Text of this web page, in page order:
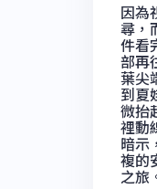
因為
尋，
件看
部再
葉尖
到夏
微抬
裡動
暗示
複的
之旅